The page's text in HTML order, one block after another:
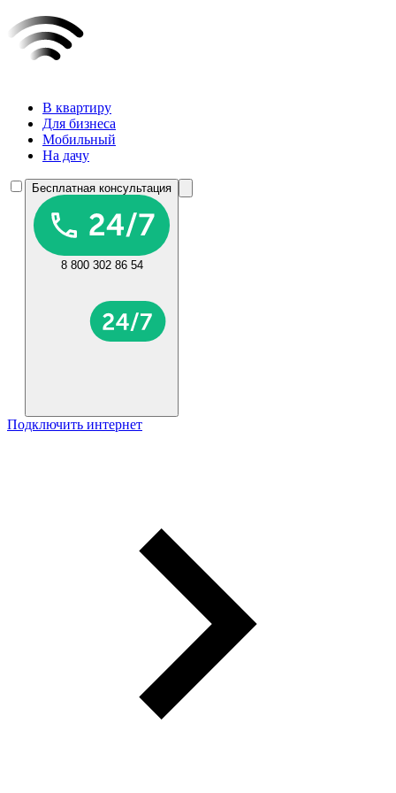
В квартиру
Для бизнеса
Мобильный
На дачу
Бесплатная консультация
8 800 302 86 54
Подключить интернет